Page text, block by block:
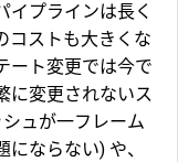
イプラインは長く
コストも大きくな
ート変更では今で
に変更されないス
ュが一フレーム
ならない) や、